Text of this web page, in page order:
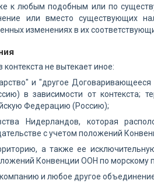
к любым подобным или по
или вместо существующих
изменениях в их
не вытекает иное:
и "другое Договаривающееся
в зависимости от контекста;
Федерацию (Россию);
Нидерландов, которая
с учетом положений
а также ее
Конвенции ООН по морскому
и любое другое